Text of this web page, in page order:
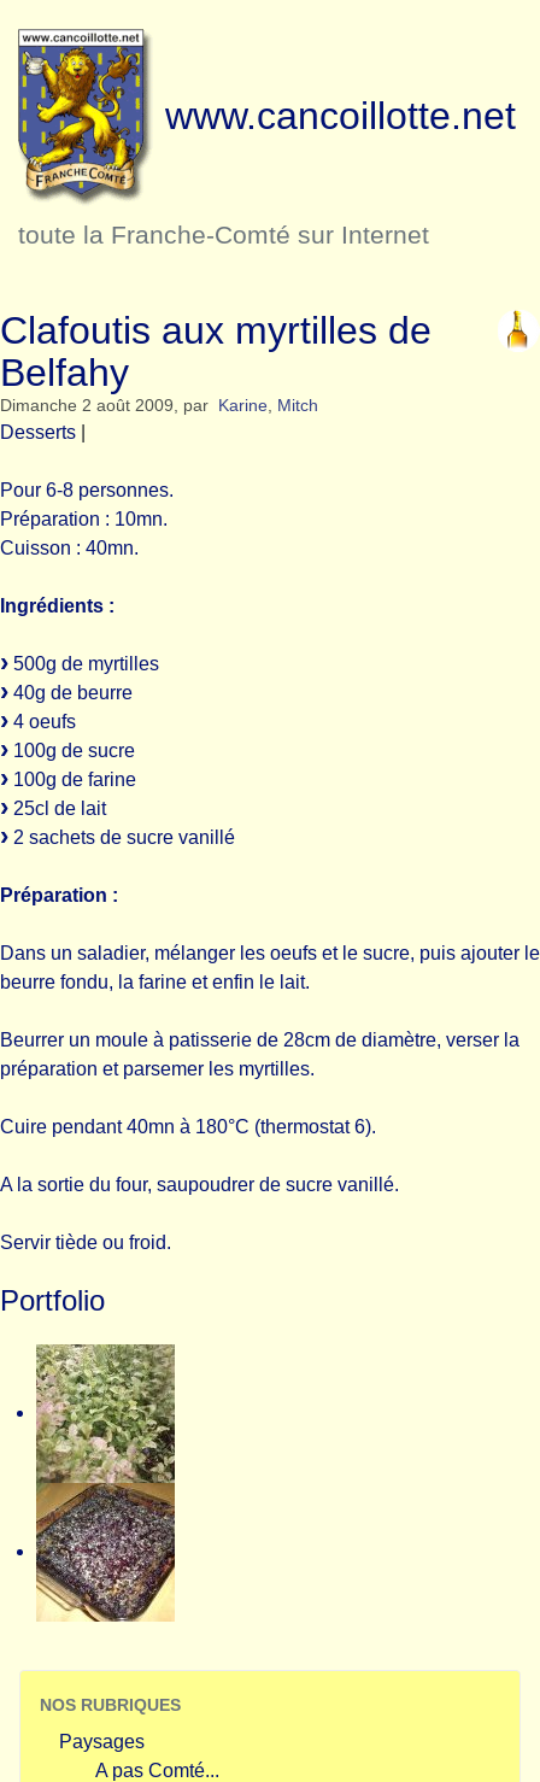
www.cancoillotte.net
toute la Franche-Comté sur Internet
Clafoutis aux myrtilles de
Belfahy
Dimanche 2 août 2009, par Karine, Mitch
Desserts
Pour 6-8 personnes.
Préparation : 10mn.
Cuisson : 40mn.
Ingrédients :
500g de myrtilles
40g de beurre
4 oeufs
100g de sucre
100g de farine
25cl de lait
2 sachets de sucre vanillé
Préparation :
Dans un saladier, mélanger les oeufs et le sucre, puis ajouter le
beurre fondu, la farine et enfin le lait.
Beurrer un moule à patisserie de 28cm de diamètre, verser la
préparation et parsemer les myrtilles.
Cuire pendant 40mn à 180°C (thermostat 6).
A la sortie du four, saupoudrer de sucre vanillé.
Servir tiède ou froid.
Portfolio
NOS RUBRIQUES
Paysages
A pas Comté...